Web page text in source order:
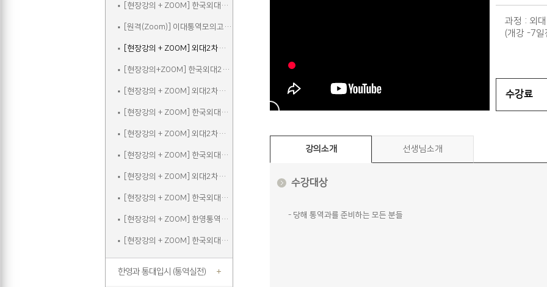
[현장강의 + ZOOM] 한국외대2차실전통역모의고사A
[원격(Zoom)] 이대통역모의고사B
[현장강의 + ZOOM] 외대2차모의고사A
[현장강의+ZOOM] 한국외대2차실전통역모의고사B
[현장강의 + ZOOM] 외대2차모의고사B
[현장강의 + ZOOM] 한국외대2차실전통역모의고사C
[현장강의 + ZOOM] 외대2차모의고사C
[현장강의 + ZOOM] 한국외대2차실전통역모의고사A_참관
[현장강의 + ZOOM] 외대2차모의고사D
[현장강의 + ZOOM] 한국외대2차실전통역모의고사B_참관
[현장강의 + ZOOM] 한영통역집중
[현장강의 + ZOOM] 한국외대2차실전통역모의고사C_참관
한영과 통대입시 (통역실전)
과정 : 외
(개강 -7일
수강료
강의소개 선생님소개
수강대상
- 당해 통역과를 준비하는 모든 분들